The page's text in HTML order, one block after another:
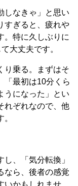
しなきゃ」と思い
すぎると、疲れや
。特に久しぶりに
大丈夫です。
り乗る。まずはそ
「最初は10分くら
うになった」とい
れぞれなので、他
、「気分転換」
なら、後者の感覚
いかもしれませ